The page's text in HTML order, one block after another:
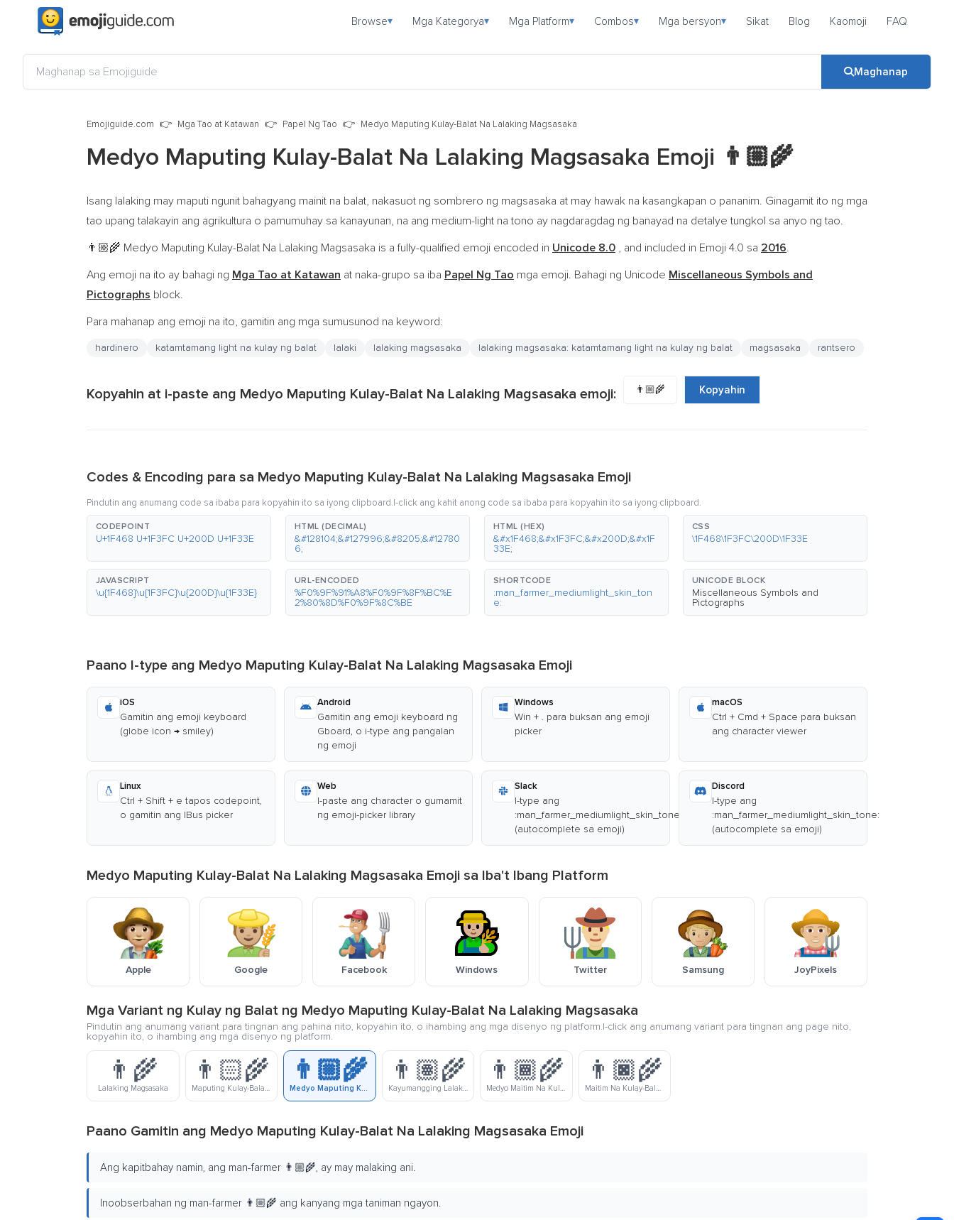
Browse▾ Mga Kategorya▾ Mga Platform▾ Combos▾ Mga bersyon▾ Sikat Blog Kaomoji FAQ
Maghanap
Emojiguide.com Mga Tao at Katawan Papel Ng Tao Medyo Maputing Kulay-Balat Na Lalaking Magsasaka
Medyo Maputing Kulay-Balat Na Lalaking Magsasaka Emoji 👨🏼‍🌾
Isang lalaking may maputi ngunit bahagyang mainit na balat, nakasuot ng sombrero ng magsasaka at may hawak na kasangkapan o pananim. Ginagamit ito ng mga
tao upang talakayin ang agrikultura o pamumuhay sa kanayunan, na ang medium-light na tono ay nagdaragdag ng banayad na detalye tungkol sa anyo ng tao.
👨🏼‍🌾 Medyo Maputing Kulay-Balat Na Lalaking Magsasaka is a fully-qualified emoji encoded in Unicode 8.0 , and included in Emoji 4.0 sa 2016.
Ang emoji na ito ay bahagi ng Mga Tao at Katawan at naka-grupo sa iba Papel Ng Tao mga emoji. Bahagi ng Unicode Miscellaneous Symbols and
Pictographs block.
Para mahanap ang emoji na ito, gamitin ang mga sumusunod na keyword:
hardinero katamtamang light na kulay ng balat lalaki lalaking magsasaka lalaking magsasaka: katamtamang light na kulay ng balat magsasaka rantsero
Kopyahin at i-paste ang Medyo Maputing Kulay-Balat Na Lalaking Magsasaka emoji: 👨🏼‍🌾 Kopyahin
Codes & Encoding para sa Medyo Maputing Kulay-Balat Na Lalaking Magsasaka Emoji
Pindutin ang anumang code sa ibaba para kopyahin ito sa iyong clipboard.I-click ang kahit anong code sa ibaba para kopyahin ito sa iyong clipboard.
CODEPOINT
U+1F468 U+1F3FC U+200D U+1F33E
HTML (DECIMAL)
&#128104;&#127996;&#8205;&#12780
6;
HTML (HEX)
&#x1F468;&#x1F3FC;&#x200D;&#x1F
33E;
CSS
\1F468\1F3FC\200D\1F33E
JAVASCRIPT
\u{1F468}\u{1F3FC}\u{200D}\u{1F33E}
URL-ENCODED
%F0%9F%91%A8%F0%9F%8F%BC%E
2%80%8D%F0%9F%8C%BE
SHORTCODE
:man_farmer_mediumlight_skin_ton
e:
UNICODE BLOCK
Miscellaneous Symbols and
Pictographs
Paano I-type ang Medyo Maputing Kulay-Balat Na Lalaking Magsasaka Emoji
iOS
Gamitin ang emoji keyboard
(globe icon → smiley)
Android
Gamitin ang emoji keyboard ng
Gboard, o i-type ang pangalan
ng emoji
Windows
Win + . para buksan ang emoji
picker
macOS
Ctrl + Cmd + Space para buksan
ang character viewer
Linux
Ctrl + Shift + e tapos codepoint,
o gamitin ang IBus picker
Web
I-paste ang character o gumamit
ng emoji-picker library
Slack
I-type ang
:man_farmer_mediumlight_skin_tone:
(autocomplete sa emoji)
Discord
I-type ang
:man_farmer_mediumlight_skin_tone:
(autocomplete sa emoji)
Medyo Maputing Kulay-Balat Na Lalaking Magsasaka Emoji sa Iba't Ibang Platform
Apple Google Facebook Windows Twitter Samsung JoyPixels
Mga Variant ng Kulay ng Balat ng Medyo Maputing Kulay-Balat Na Lalaking Magsasaka
Pindutin ang anumang variant para tingnan ang pahina nito, kopyahin ito, o ihambing ang mga disenyo ng platform.I-click ang anumang variant para tingnan ang page nito,
kopyahin ito, o ihambing ang mga disenyo ng platform.
👨‍🌾
Lalaking Magsasaka
👨🏻‍🌾
Maputing Kulay-Balat Na Lalaking Magsasaka
👨🏼‍🌾
Medyo Maputing Kulay-Balat Na Lalaking Magsasaka
👨🏽‍🌾
Kayumangging Lalaking Magsasaka
👨🏾‍🌾
Medyo Maitim Na Kulay-Balat Na Lalaking Magsasaka
👨🏿‍🌾
Maitim Na Kulay-Balat Na Lalaking Magsasaka
Paano Gamitin ang Medyo Maputing Kulay-Balat Na Lalaking Magsasaka Emoji
Ang kapitbahay namin, ang man-farmer 👨🏼‍🌾, ay may malaking ani.
Inoobserbahan ng man-farmer 👨🏼‍🌾 ang kanyang mga taniman ngayon.